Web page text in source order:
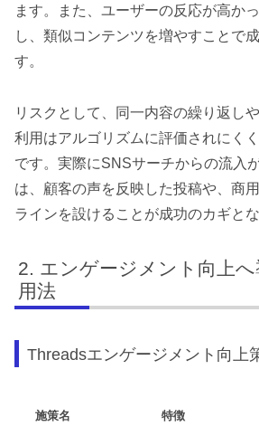
ます。また、ユーザーの反応が高か
し、類似コンテンツを増やすことで
す。
リスクとして、同一内容の繰り返し
利用はアルゴリズムに評価されにく
です。実際にSNSサーチからの流入
は、顧客の声を反映した投稿や、商
ラインを設けることが成功のカギとな
エンゲージメント向上
用法
Threadsエンゲージメント向上
施策名 特徴